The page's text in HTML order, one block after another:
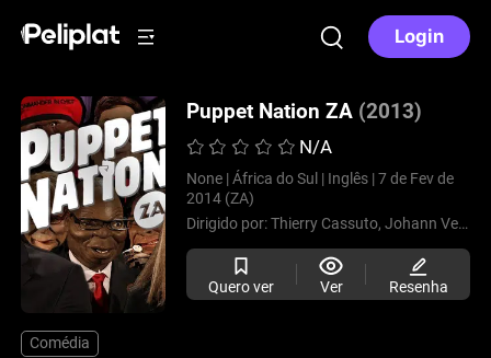
Login
Puppet Nation ZA (2013)
N/A
None | África do Sul | Inglês | 7 de Fev de
2014 (ZA)
Dirigido por:Thierry Cassuto, Johann Vermaak,
Quero ver Ver Resenha
Comédia